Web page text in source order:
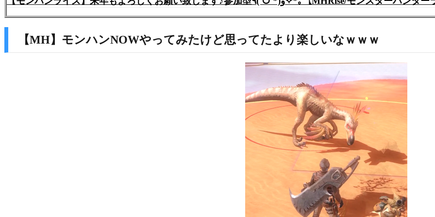
【MH】モンハンNOWやってみたけど思ってたより楽しいなｗｗｗ